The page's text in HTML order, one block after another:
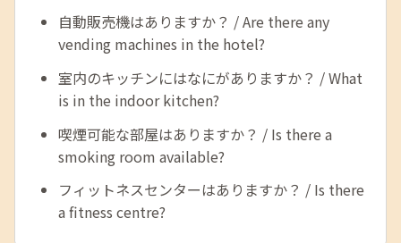
自動販売機はありますか？ / Are there any
vending machines in the hotel?
室内のキッチンにはなにがありますか？ / What
is in the indoor kitchen?
喫煙可能な部屋はありますか？ / Is there a
smoking room available?
フィットネスセンターはありますか？ / Is there
a fitness centre?